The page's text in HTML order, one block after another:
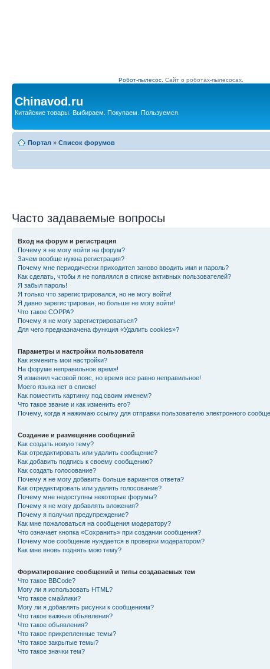
Робот-пылесос. Сайт о роботах-пылесосах.
Chinavod.ru
Китайские товары. Выбираем. Покупаем. Пользуемся.
Портал » Список форумов
Часто задаваемые вопросы
Вход на форум и регистрация
Почему я не могу войти на форум?
Зачем вообще нужна регистрация?
Почему мне периодически приходится заново вводить имя и пароль?
Как сделать, чтобы я не появлялся в списке активных пользователей?
Я забыл пароль!
Я только что зарегистрировался, но не могу войти!
Я давно зарегистрирован, но больше не могу войти!
Что такое COPPA?
Почему я не могу зарегистрироваться?
Для чего предназначена функция «Удалить cookies»?
Параметры и настройки пользователя
Как изменить мои настройки?
На форуме неправильное время!
Я изменил часовой пояс, но время все равно неправильное!
Моего языка нет в списке!
Как поместить картинку под своим именем?
Что такое звание и как изменить его?
Почему, когда я нажимаю ссылку для отправки пользователю электронного
Создание и размещение сообщений
Как создать новую тему?
Как отредактировать или удалить сообщение?
Как добавить подпись к своему сообщению?
Как создать голосование?
Почему я не могу добавить больше вариантов ответа?
Как отредактировать или удалить голосование?
Почему мне недоступны некоторые форумы?
Почему я не могу добавлять вложения?
Почему я получил предупреждение?
Как мне пожаловаться на сообщения модератору?
Что означает кнопка «Сохранить» при создании сообщения?
Почему мое сообщение нуждается в проверки модератором?
Как мне вновь поднять мою тему?
Форматирование сообщений и типы создаваемых тем
Что такое BBCode?
Могу ли я использовать HTML?
Что такое смайлики?
Могу ли я добавлять рисунки к сообщениям?
Что такое важные объявления?
Что такое объявления?
Что такое прикрепленные темы?
Что такое закрытые темы?
Что такое значки тем?